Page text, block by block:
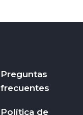
Preguntas
frecuentes
Política de